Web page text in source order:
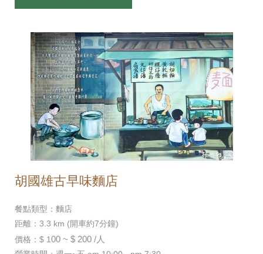
胡國雄古早味麵店
餐點類型：麵店
距離：3.3 km (開車約7分鐘)
價格：$ 100 ~ $ 200 /人